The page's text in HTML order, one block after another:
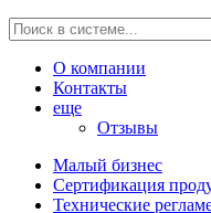
О компании
Контакты
еще
Отзывы
Малый бизнес
Сертификация
Технические